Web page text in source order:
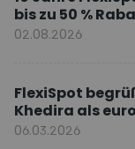
bis zu 50 %
02.08.2026
FlexiSpot
Khedira als
06.03.2026